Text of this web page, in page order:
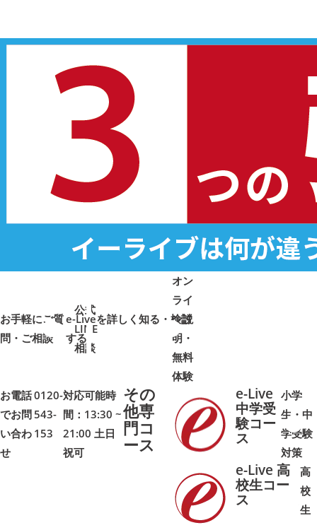
公式
LINE
相談
お手軽にご質
問・ご相談➜ ➜
オン
ライ
ン説
明・
無料
体験
e-Liveを詳しく知る・検討
する
➜➜
お電話
でお問
い合わ
せ
0120-
543-
153
対応可能時
間：13:30 ~
21:00 土日
祝可
その
他専
門コ
ース
e-Live
中学受
験コー
ス
小学
生・中
学受験
対策
➜➜
e-Live 高
校生コー
ス
高
校
生
➜➜